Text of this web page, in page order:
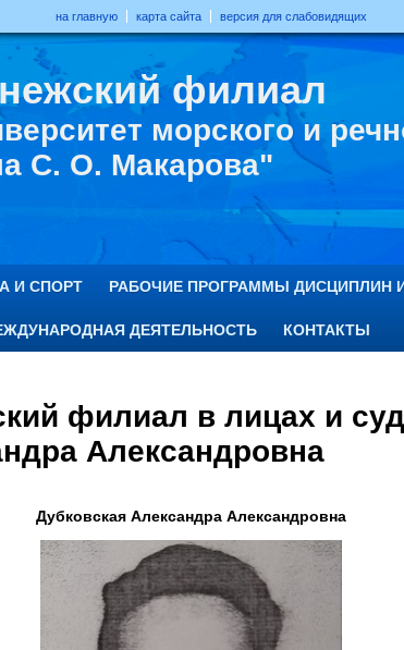
на главную карта сайта версия для слабовидящих
филиал
морского и
С. О. Макарова"
И СПОРТ РАБОЧИЕ ПРОГРАММЫ ДИСЦИПЛИН
ДЕЯТЕЛЬНОСТЬ КОНТАКТЫ
филиал в лицах и
Александровна
Дубковская Александра Александровна